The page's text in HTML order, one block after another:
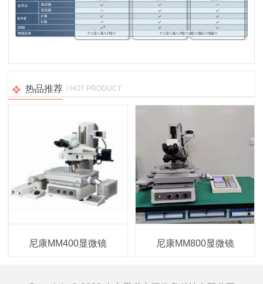
热品推荐 / HOT PRODUCT
尼康MM400显微镜 尼康MM800显微镜